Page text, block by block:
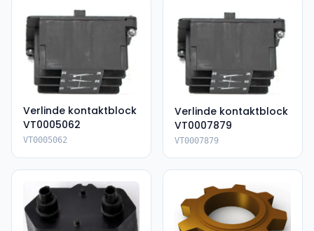
Verlinde kontaktblock
VT0005062
VT0005062
Verlinde kontaktblock
VT0007879
VT0007879